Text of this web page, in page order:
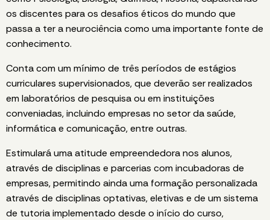
os discentes para os desafios éticos do mundo que
passa a ter a neurociência como uma importante fonte de
conhecimento.
Conta com um mínimo de três períodos de estágios
curriculares supervisionados, que deverão ser realizados
em laboratórios de pesquisa ou em instituições
conveniadas, incluindo empresas no setor da saúde,
informática e comunicação, entre outras.
Estimulará uma atitude empreendedora nos alunos,
através de disciplinas e parcerias com incubadoras de
empresas, permitindo ainda uma formação personalizada
através de disciplinas optativas, eletivas e de um sistema
de tutoria implementado desde o início do curso,